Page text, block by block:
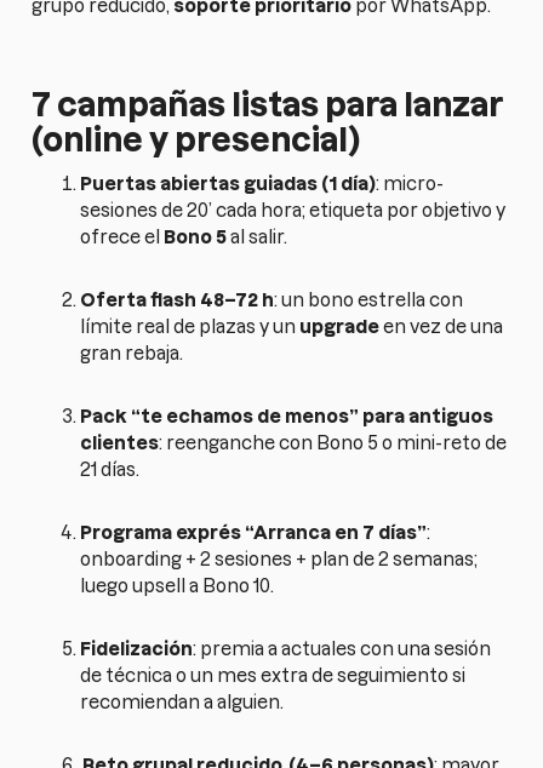
grupo reducido, soporte prioritario por WhatsApp.
7 campañas listas para lanzar
(online y presencial)
Puertas abiertas guiadas (1 día): micro-
sesiones de 20’ cada hora; etiqueta por objetivo y
ofrece el Bono 5al salir.
Oferta flash 48–72 h: un bono estrella con
límite real de plazas y un upgradeen vez de una
gran rebaja.
Pack “te echamos de menos” para antiguos
clientes: reenganche con Bono 5 o mini-reto de
21 días.
Programa exprés “Arranca en 7 días”:
onboarding + 2 sesiones + plan de 2 semanas;
luego upsell a Bono 10.
Fidelización: premia a actuales con una sesión
de técnica o un mes extra de seguimiento si
recomiendan a alguien.